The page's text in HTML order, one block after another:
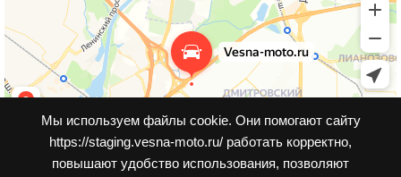
Мы используем файлы cookie. Они помогают сайту
https://staging.vesna-moto.ru/ работать корректно,
повышают удобство использования, позволяют